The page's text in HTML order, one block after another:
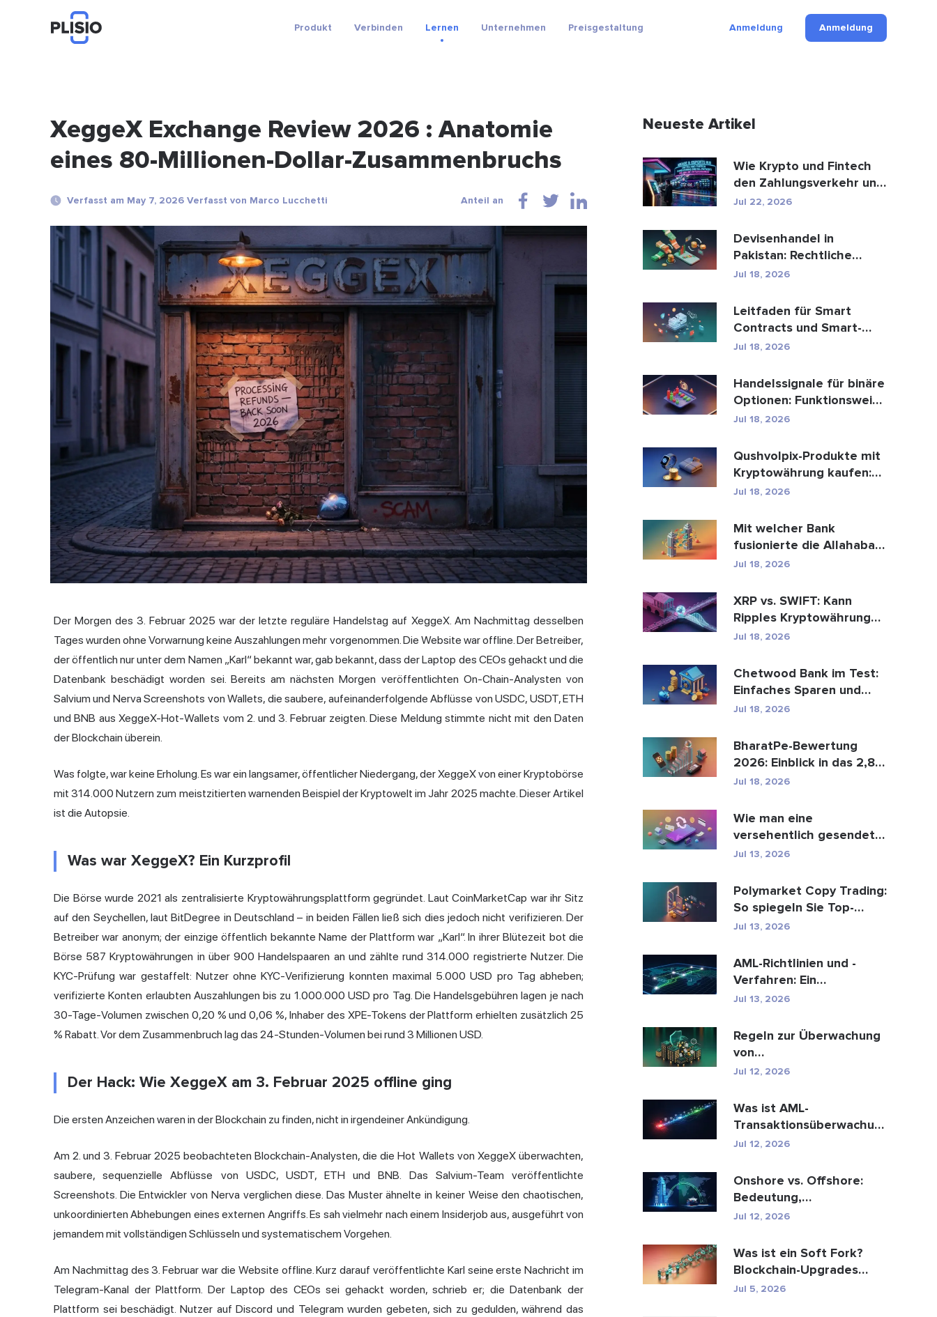
Produkt Verbinden Lernen Unternehmen Preisgestaltung Anmeldung Anmeldung
XeggeX Exchange Review 2026 : Anatomie
eines 80-Millionen-Dollar-Zusammenbruchs
Verfasst am May 7, 2026 Verfasst von Marco Lucchetti Anteil an
Der Morgen des 3. Februar 2025 war der letzte reguläre Handelstag auf XeggeX. Am Nachmittag desselben
Tages wurden ohne Vorwarnung keine Auszahlungen mehr vorgenommen. Die Website war offline. Der Betreiber,
der öffentlich nur unter dem Namen „Karl“ bekannt war, gab bekannt, dass der Laptop des CEOs gehackt und die
Datenbank beschädigt worden sei. Bereits am nächsten Morgen veröffentlichten On-Chain-Analysten von
Salvium und Nerva Screenshots von Wallets, die saubere, aufeinanderfolgende Abflüsse von USDC, USDT, ETH
und BNB aus XeggeX-Hot-Wallets vom 2. und 3. Februar zeigten. Diese Meldung stimmte nicht mit den Daten
der Blockchain überein.
Was folgte, war keine Erholung. Es war ein langsamer, öffentlicher Niedergang, der XeggeX von einer Kryptobörse
mit 314.000 Nutzern zum meistzitierten warnenden Beispiel der Kryptowelt im Jahr 2025 machte. Dieser Artikel
ist die Autopsie.
Was war XeggeX? Ein Kurzprofil
Die Börse wurde 2021 als zentralisierte Kryptowährungsplattform gegründet. Laut CoinMarketCap war ihr Sitz
auf den Seychellen, laut BitDegree in Deutschland – in beiden Fällen ließ sich dies jedoch nicht verifizieren. Der
Betreiber war anonym; der einzige öffentlich bekannte Name der Plattform war „Karl“. In ihrer Blütezeit bot die
Börse 587 Kryptowährungen in über 900 Handelspaaren an und zählte rund 314.000 registrierte Nutzer. Die
KYC-Prüfung war gestaffelt: Nutzer ohne KYC-Verifizierung konnten maximal 5.000 USD pro Tag abheben;
verifizierte Konten erlaubten Auszahlungen bis zu 1.000.000 USD pro Tag. Die Handelsgebühren lagen je nach
30-Tage-Volumen zwischen 0,20 % und 0,06 %, Inhaber des XPE-Tokens der Plattform erhielten zusätzlich 25
% Rabatt. Vor dem Zusammenbruch lag das 24-Stunden-Volumen bei rund 3 Millionen USD.
Der Hack: Wie XeggeX am 3. Februar 2025 offline ging
Die ersten Anzeichen waren in der Blockchain zu finden, nicht in irgendeiner Ankündigung.
Am 2. und 3. Februar 2025 beobachteten Blockchain-Analysten, die die Hot Wallets von XeggeX überwachten,
saubere, sequenzielle Abflüsse von USDC, USDT, ETH und BNB. Das Salvium-Team veröffentlichte
Screenshots. Die Entwickler von Nerva verglichen diese. Das Muster ähnelte in keiner Weise den chaotischen,
unkoordinierten Abhebungen eines externen Angriffs. Es sah vielmehr nach einem Insiderjob aus, ausgeführt von
jemandem mit vollständigen Schlüsseln und systematischem Vorgehen.
Am Nachmittag des 3. Februar war die Website offline. Kurz darauf veröffentlichte Karl seine erste Nachricht im
Telegram-Kanal der Plattform. Der Laptop des CEOs sei gehackt worden, schrieb er; die Datenbank der
Plattform sei beschädigt. Nutzer auf Discord und Telegram wurden gebeten, sich zu gedulden, während das
Neueste Artikel
Wie Krypto und Fintech
den Zahlungsverkehr und
die Unterhaltungsbr...
Jul 22, 2026
Devisenhandel in
Pakistan: Rechtliche
Bestimmungen, Broker,
Jul 18, 2026
Leitfaden für Smart
Contracts und Smart-
Contract-
Jul 18, 2026
Handelssignale für binäre
Optionen: Funktionsweise
und Risiken
Jul 18, 2026
Qushvolpix-Produkte mit
Kryptowährung kaufen:
Bitcoin, Zahlungen ...
Jul 18, 2026
Mit welcher Bank
fusionierte die Allahabad
Bank? Die ganze
Jul 18, 2026
XRP vs. SWIFT: Kann
Ripples Kryptowährung
den globalen
Jul 18, 2026
Chetwood Bank im Test:
Einfaches Sparen und
sicheres Banking
Jul 18, 2026
BharatPe-Bewertung
2026: Einblick in das 2,85
Milliarden Dollar sc...
Jul 18, 2026
Wie man eine
versehentlich gesendete
M-Pesa-Transaktion
Jul 13, 2026
Polymarket Copy Trading:
So spiegeln Sie Top-
Wallets sicher
Jul 13, 2026
AML-Richtlinien und -
Verfahren: Ein
vollständiger Leitfaden
Jul 13, 2026
Regeln zur Überwachung
von
Geldwäschetransaktionen:
Jul 12, 2026
Was ist AML-
Transaktionsüberwachung
und wie funktioniert sie?
Jul 12, 2026
Onshore vs. Offshore:
Bedeutung,
Schlüsselunterschiede
Jul 12, 2026
Was ist ein Soft Fork?
Blockchain-Upgrades
erklärt
Jul 5, 2026